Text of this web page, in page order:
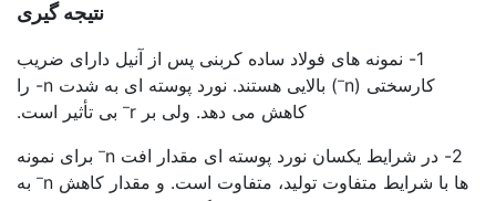
نتیجه گیری
1- نمونه های فولاد ساده کربنی پس از آنیل دارای ضریب
کارسختی (n
–
) بالایی هستند. نورد پوسته ای به شدت n- را
کاهش می دهد. ولی بر r
– بی تأثیر است.
2- در شرایط یکسان نورد پوسته ای مقدار افت n
– برای نمونه
ها با شرایط متفاوت تولید، متفاوت است. و مقدار کاهش n
– به